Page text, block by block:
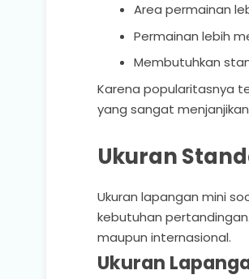
Area permainan
Permainan lebih
Membutuhkan
Karena popularitasnya
yang sangat
Ukuran
Ukuran lapangan mini
kebutuhan
maupun internasional.
Ukuran